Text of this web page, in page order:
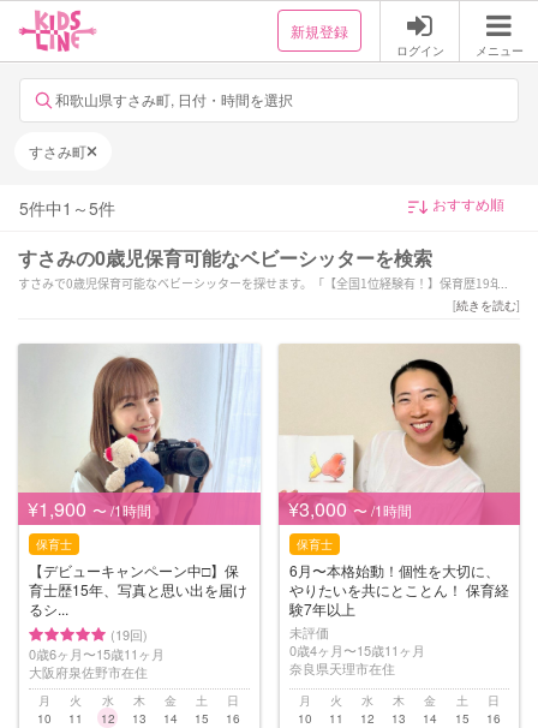
新規登録
ログイン メニュー
和歌山県すさみ町, 日付・時間を選択
すさみ町
5件中1 ～5件
すさみの0歳児保育可能なベビーシッターを検索
すさみで0歳児保育可能なベビーシッターを探せます。「【全国1位経験有！】保育歴19年
目！笑顔と愛情溢れるサポートを致します♪」「6月〜本格始動！個性を大切に、やりたいを
保育経験7年以上」「保育歴20年以上☆お子様と保護者様に寄り添ったサポートをさせていた
だきます！」などの強みを持つシッターが対応いたします。すさみで様々なスキルを持った
サポーターの中から、ご予算や依頼内容に合わせて選んでいただけます。
[続きを読む]
¥1,900 〜 /1時間
保育士
【デビューキャンペーン中□】保
育士歴15年、写真と思い出を届け
るシ...
(19回)
0歳6ヶ月〜15歳11ヶ月
大阪府泉佐野市在住
月
10
火
11
水
12
木
13
金
14
土
15
日
16
¥3,000 〜 /1時間
保育士
6月〜本格始動！個性を大切に、
やりたいを共にとことん！ 保育経
験7年以上
未評価
0歳4ヶ月〜15歳11ヶ月
奈良県天理市在住
月
10
火
11
水
12
木
13
金
14
土
15
日
16